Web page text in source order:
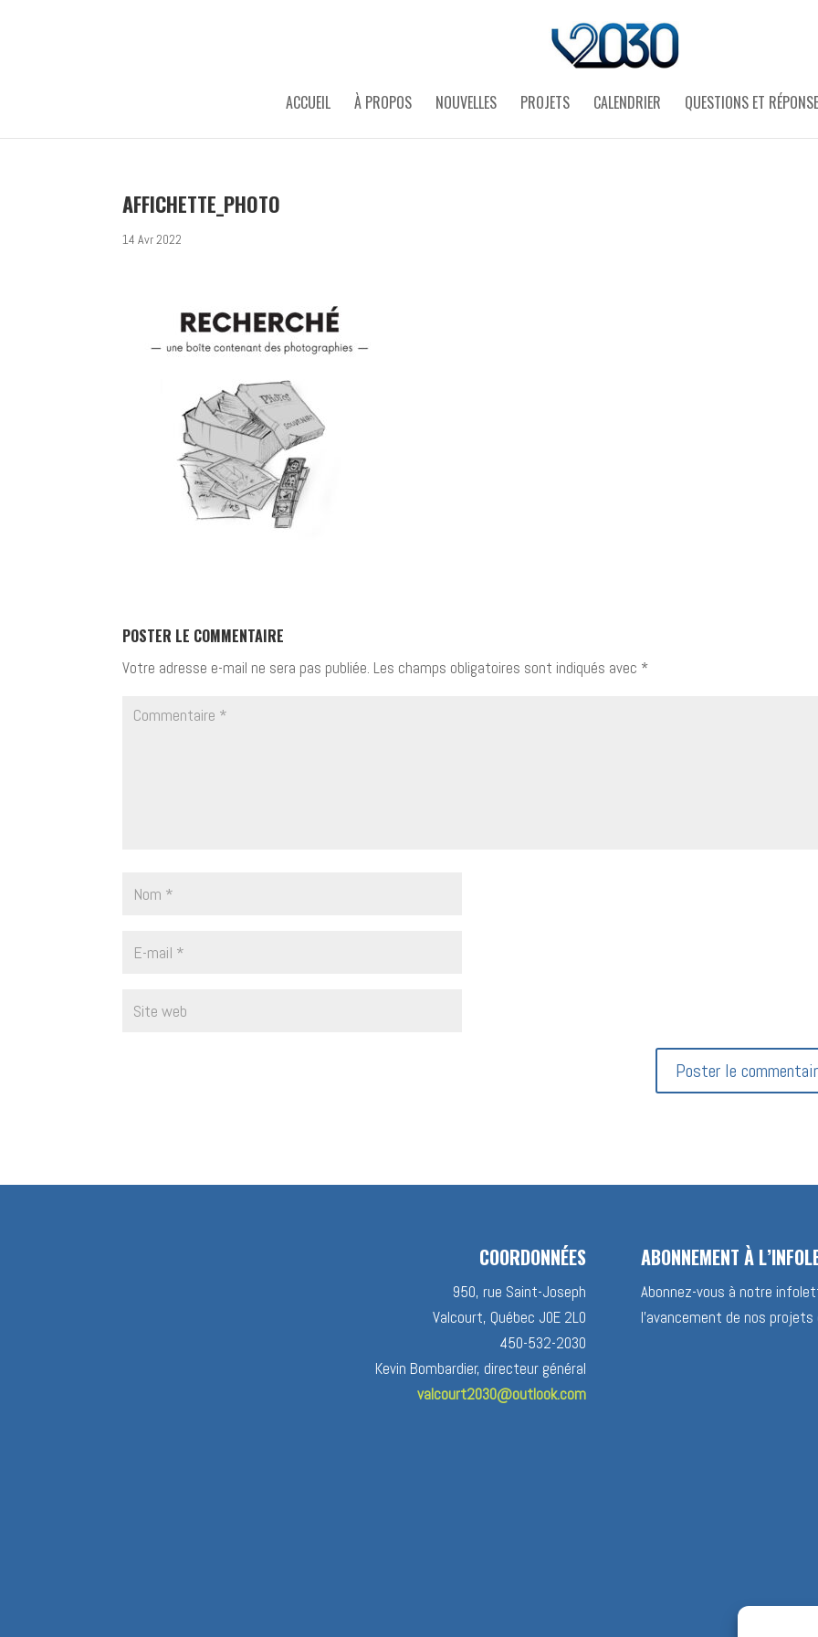
ACCUEIL À PROPOS NOUVELLES PROJETS CALENDRIER QUESTIONS ET
AFFICHETTE_PHOTO
14 Avr 2022
POSTER LE COMMENTAIRE
Votre adresse e-mail ne sera pas publiée. Les champs obligatoires sont indiqués avec *
COORDONNÉES
950, rue Saint-Joseph
Valcourt, Québec J0E 2L0
450-532-2030
Kevin Bombardier, directeur général
valcourt2030@outlook.com
ABONNEMENT À
Abonnez-vous à notre
l’avancement de nos